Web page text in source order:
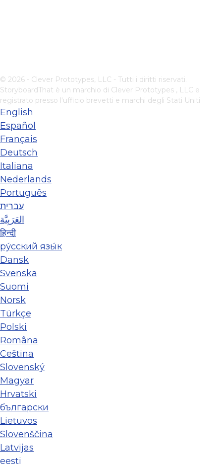
© 2026 - Clever Prototypes, LLC - Tutti i diritti riservati.
StoryboardThat è un marchio di Clever Prototypes , LLC e
registrato presso l'ufficio brevetti e marchi degli Stati Uniti
English
Español
Français
Deutsch
Italiana
Nederlands
Português
עברית
العَرَبِيَّة
हिन्दी
ру́сский язы́к
Dansk
Svenska
Suomi
Norsk
Türkçe
Polski
Româna
Ceština
Slovenský
Magyar
Hrvatski
български
Lietuvos
Slovenščina
Latvijas
eesti